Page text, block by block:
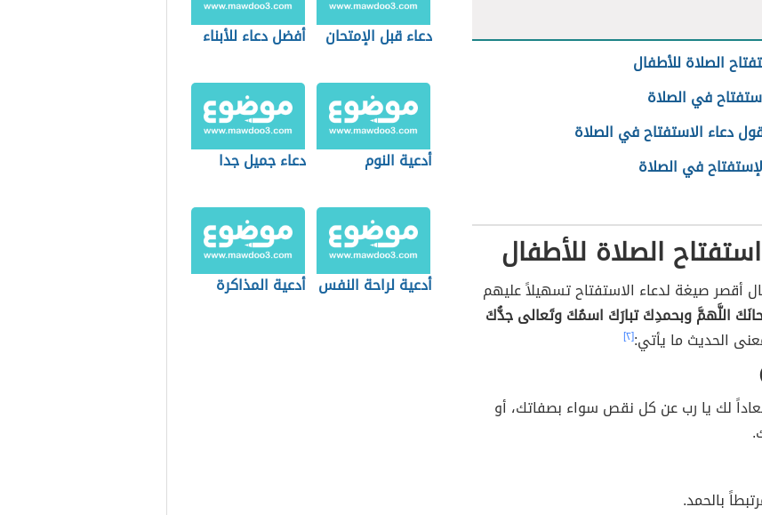
الصلاة للأطفال
في الصلاة
دعاء الاستفتاح في الصلاة
في الصلاة
الصلاة للأطفال
أقصر صيغة لدعاء الاستفتاح تسهيلاً عليهم
اللَّهمَّ وبحمدِكَ تبارَكَ اسمُكَ وتَعالى جدُّكَ
الحديث ما يأتي:[٢]
لك يا رب عن كل نقص سواء بصفاتك، أو
بالحمد.
دعاء قبل الإمتحان أفضل دعاء للأبناء
أدعية النوم دعاء جميل جدا
أدعية لراحة النفس أدعية المذاكرة